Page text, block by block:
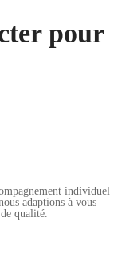
pour
individuel
adaptions à vous
qualité.